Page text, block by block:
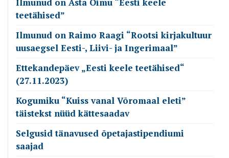
teetähised”
Ilmunud on Raimo Raagi “Rootsi kirjakultuur
uusaegsel Eesti-, Liivi- ja Ingerimaal”
Ettekandepäev „Eesti keele teetähised“
(27.11.2023)
Kogumiku “Kuiss vanal Võromaal eleti”
täistekst nüüd kättesaadav
Selgusid tänavused õpetajastipendiumi
saajad